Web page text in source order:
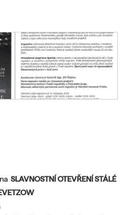
SLAVNOSTNÍ OTEVŘENÍ STÁLÉ